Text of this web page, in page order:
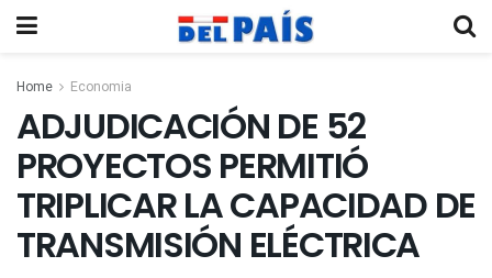
Home Economia
ADJUDICACIÓN DE 52
PROYECTOS PERMITIÓ
TRIPLICAR LA CAPACIDAD DE
TRANSMISIÓN ELÉCTRICA